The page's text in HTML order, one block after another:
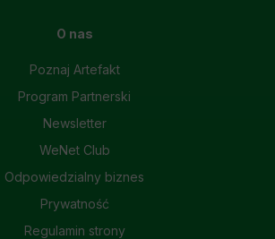
O nas
Poznaj Artefakt
Program Partnerski
Newsletter
WeNet Club
Odpowiedzialny biznes
Prywatność
Regulamin strony